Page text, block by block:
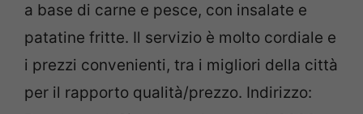
a base di carne e pesce, con insalate e
patatine fritte. Il servizio è molto cordiale e
i prezzi convenienti, tra i migliori della città
per il rapporto qualità/prezzo. Indirizzo: